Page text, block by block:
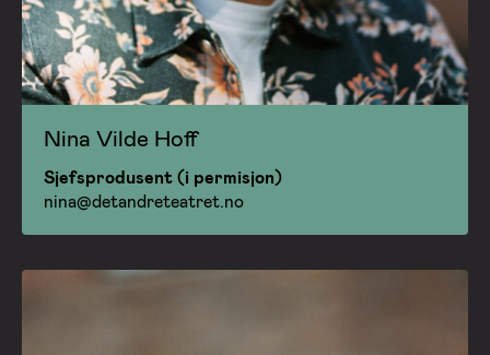
Nina Vilde Hoff
Sjefsprodusent (i permisjon)
nina@detandreteatret.no